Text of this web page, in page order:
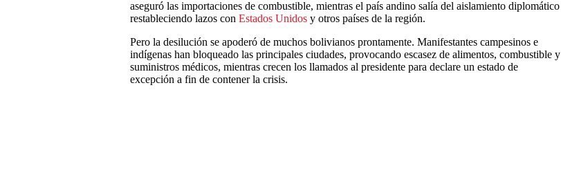
aseguró las importaciones de combustible, mientras el país andino salía del aislamiento diplomático
restableciendo lazos con Estados Unidos y otros países de la región.
Pero la desilución se apoderó de muchos bolivianos prontamente. Manifestantes campesinos e
indígenas han bloqueado las principales ciudades, provocando escasez de alimentos, combustible y
suministros médicos, mientras crecen los llamados al presidente para declare un estado de
excepción a fin de contener la crisis.